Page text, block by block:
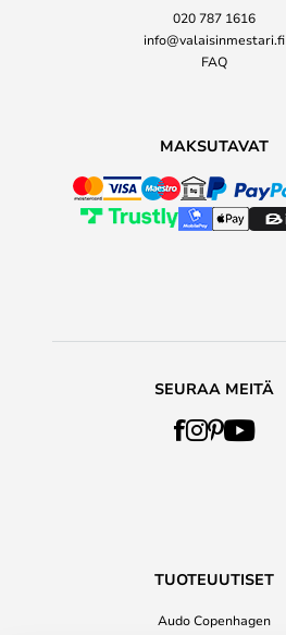
020 787 1616
info@valaisinmestari.fi
FAQ
MAKSUTAVAT
SEURAA MEITÄ
TUOTEUUTISET
Audo Copenhagen